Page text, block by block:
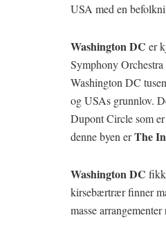
USA med en
Washington DC er
Symphony
Washington DC
og USAs grunnlov.
Dupont Circle som
denne byen erThe
Washington DC
kirsebærtrær finner
masse